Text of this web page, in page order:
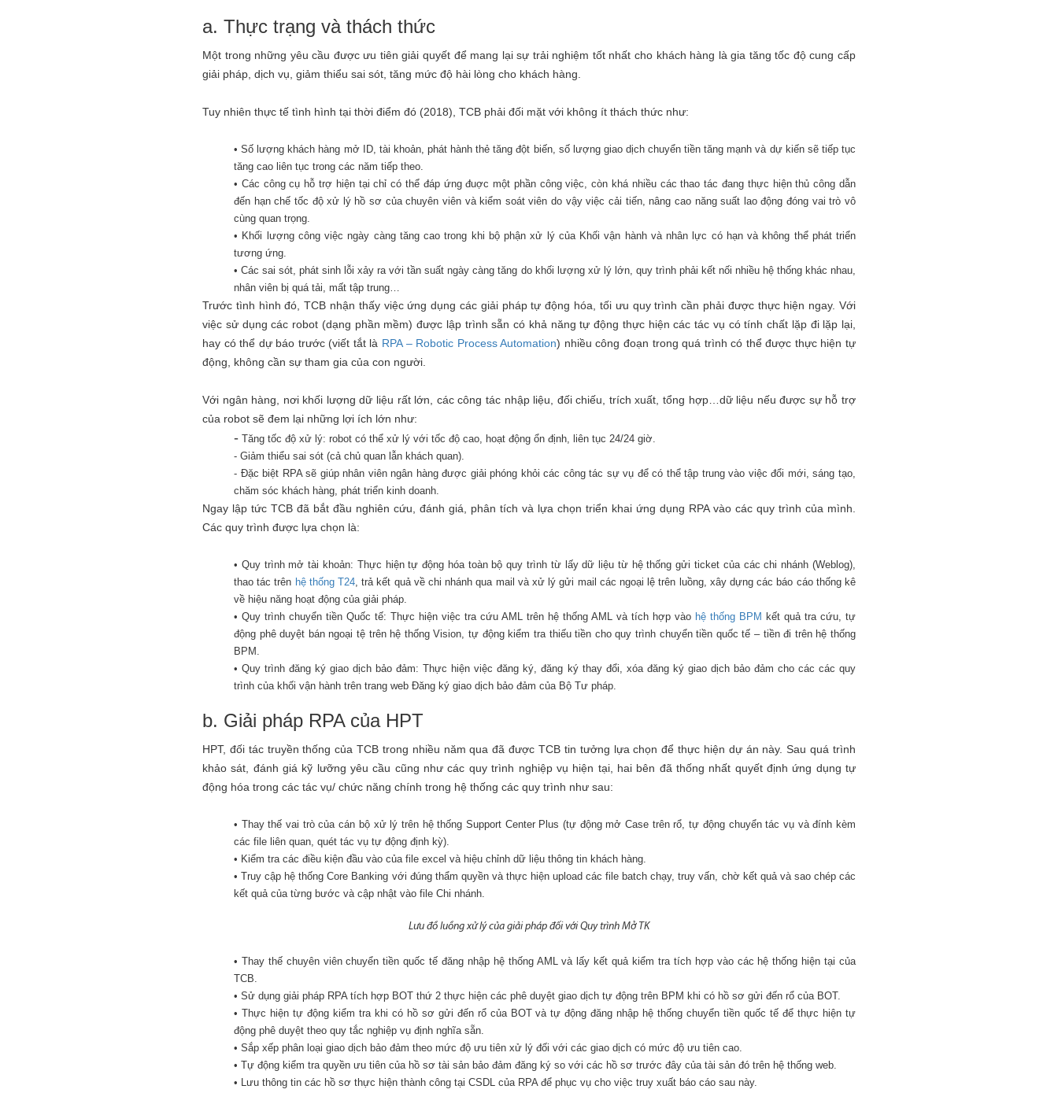
a. Thực trạng và thách thức
Một trong những yêu cầu được ưu tiên giải quyết để mang lại sự trải nghiệm tốt nhất cho khách hàng là gia tăng tốc độ cung cấp
giải pháp, dịch vụ, giảm thiểu sai sót, tăng mức độ hài lòng cho khách hàng.
Tuy nhiên thực tế tình hình tại thời điểm đó (2018), TCB phải đối mặt với không ít thách thức như:
• Số lượng khách hàng mở ID, tài khoản, phát hành thẻ tăng đột biến, số lượng giao dịch chuyển tiền tăng mạnh và dự kiến sẽ tiếp tục
tăng cao liên tục trong các năm tiếp theo.
• Các công cụ hỗ trợ hiện tại chỉ có thể đáp ứng đuợc một phần công việc, còn khá nhiều các thao tác đang thực hiện thủ công dẫn
đến hạn chế tốc độ xử lý hồ sơ của chuyên viên và kiểm soát viên do vậy việc cải tiến, nâng cao năng suất lao động đóng vai trò vô
cùng quan trọng.
• Khối lượng công việc ngày càng tăng cao trong khi bộ phận xử lý của Khối vận hành và nhân lực có hạn và không thể phát triển
tương ứng.
• Các sai sót, phát sinh lỗi xảy ra với tần suất ngày càng tăng do khối lượng xử lý lớn, quy trình phải kết nối nhiều hệ thống khác nhau,
nhân viên bị quá tải, mất tập trung…
Trước tình hình đó, TCB nhận thấy việc ứng dụng các giải pháp tự động hóa, tối ưu quy trình cần phải được thực hiện ngay. Với
việc sử dụng các robot (dạng phần mềm) được lập trình sẵn có khả năng tự động thực hiện các tác vụ có tính chất lặp đi lặp lại,
hay có thể dự báo trước (viết tắt là RPA – Robotic Process Automation) nhiều công đoạn trong quá trình có thể được thực hiện tự
động, không cần sự tham gia của con người.
Với ngân hàng, nơi khối lượng dữ liệu rất lớn, các công tác nhập liệu, đối chiếu, trích xuất, tổng hợp…dữ liệu nếu được sự hỗ trợ
của robot sẽ đem lại những lợi ích lớn như:
- Tăng tốc độ xử lý: robot có thể xử lý với tốc độ cao, hoạt động ổn định, liên tục 24/24 giờ.
- Giảm thiểu sai sót (cả chủ quan lẫn khách quan).
- Đặc biệt RPA sẽ giúp nhân viên ngân hàng được giải phóng khỏi các công tác sự vụ để có thể tập trung vào việc đổi mới, sáng tạo,
chăm sóc khách hàng, phát triển kinh doanh.
Ngay lập tức TCB đã bắt đầu nghiên cứu, đánh giá, phân tích và lựa chọn triển khai ứng dụng RPA vào các quy trình của mình.
Các quy trình được lựa chọn là:
• Quy trình mở tài khoản: Thực hiện tự động hóa toàn bộ quy trình từ lấy dữ liệu từ hệ thống gửi ticket của các chi nhánh (Weblog),
thao tác trên hệ thống T24, trả kết quả về chi nhánh qua mail và xử lý gửi mail các ngoại lệ trên luồng, xây dựng các báo cáo thống kê
về hiệu năng hoạt động của giải pháp.
• Quy trình chuyển tiền Quốc tế: Thực hiện việc tra cứu AML trên hệ thống AML và tích hợp vào hệ thống BPM kết quả tra cứu, tự
động phê duyệt bán ngoại tệ trên hệ thống Vision, tự động kiểm tra thiếu tiền cho quy trình chuyển tiền quốc tế – tiền đi trên hệ thống
BPM.
• Quy trình đăng ký giao dịch bảo đảm: Thực hiện việc đăng ký, đăng ký thay đổi, xóa đăng ký giao dịch bảo đảm cho các các quy
trình của khối vận hành trên trang web Đăng ký giao dịch bảo đảm của Bộ Tư pháp.
b. Giải pháp RPA của HPT
HPT, đối tác truyền thống của TCB trong nhiều năm qua đã được TCB tin tưởng lựa chọn để thực hiện dự án này. Sau quá trình
khảo sát, đánh giá kỹ lưỡng yêu cầu cũng như các quy trình nghiệp vụ hiện tại, hai bên đã thống nhất quyết định ứng dụng tự
động hóa trong các tác vụ/ chức năng chính trong hệ thống các quy trình như sau:
• Thay thế vai trò của cán bộ xử lý trên hệ thống Support Center Plus (tự động mở Case trên rổ, tự động chuyển tác vụ và đính kèm
các file liên quan, quét tác vụ tự động định kỳ).
• Kiểm tra các điều kiện đầu vào của file excel và hiệu chỉnh dữ liệu thông tin khách hàng.
• Truy cập hệ thống Core Banking với đúng thẩm quyền và thực hiện upload các file batch chạy, truy vấn, chờ kết quả và sao chép các
kết quả của từng bước và cập nhật vào file Chi nhánh.
Lưu đồ luồng xử lý của giải pháp đối với Quy trình Mở TK
• Thay thế chuyên viên chuyển tiền quốc tế đăng nhập hệ thống AML và lấy kết quả kiểm tra tích hợp vào các hệ thống hiện tại của
TCB.
• Sử dụng giải pháp RPA tích hợp BOT thứ 2 thực hiện các phê duyệt giao dịch tự động trên BPM khi có hồ sơ gửi đến rổ của BOT.
• Thực hiện tự động kiểm tra khi có hồ sơ gửi đến rổ của BOT và tự động đăng nhập hệ thống chuyển tiền quốc tế để thực hiện tự
động phê duyệt theo quy tắc nghiệp vụ định nghĩa sẵn.
• Sắp xếp phân loại giao dịch bảo đảm theo mức độ ưu tiên xử lý đối với các giao dịch có mức độ ưu tiên cao.
• Tự động kiểm tra quyền ưu tiên của hồ sơ tài sản bảo đảm đăng ký so với các hồ sơ trước đây của tài sản đó trên hệ thống web.
• Lưu thông tin các hồ sơ thực hiện thành công tại CSDL của RPA để phục vụ cho việc truy xuất báo cáo sau này.